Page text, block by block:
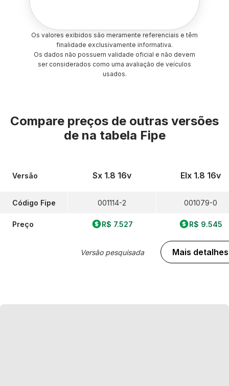
Os valores exibidos são meramente referenciais e têm
finalidade exclusivamente informativa.
Os dados não possuem validade oficial e não devem
ser considerados como uma avaliação de veículos
usados.
Compare preços de outras versões
de na tabela Fipe
Versão
Código Fipe
Preço
Sx 1.8 16v
001114-2
R$ 7.527
Versão pesquisada
Elx 1.8 16v
001079-0
R$ 9.545
Mais detalhes